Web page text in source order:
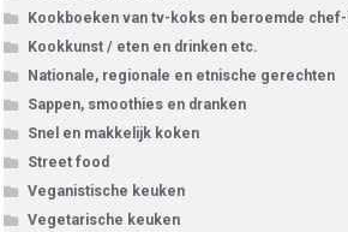
Kookboeken van tv-koks en beroemde
Kookkunst / eten en drinken etc.
Nationale, regionale en etnische gerechten
Sappen, smoothies en dranken
Snel en makkelijk koken
Street food
Veganistische keuken
Vegetarische keuken